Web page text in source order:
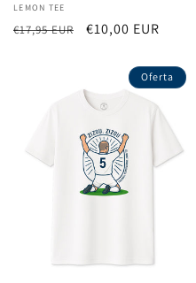
Proveedor:
LEMON TEE
Precio
€17,95 EUR
Precio
€10,00 EUR
Oferta